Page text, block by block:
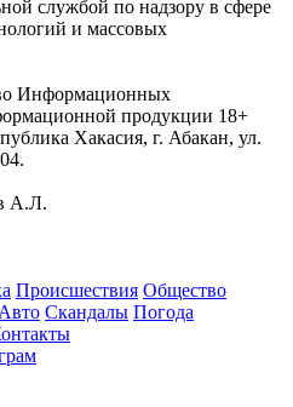
службой по надзору в сфере
и массовых
Информационных
продукции 18+
Хакасия, г. Абакан, ул.
А.Л.
Происшествия Общество
Авто Скандалы Погода